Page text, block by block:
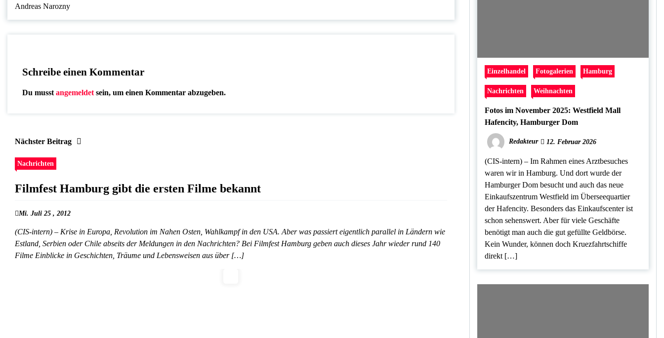
Andreas Narozny
Schreibe einen Kommentar
Du musst angemeldet sein, um einen Kommentar abzugeben.
Nächster Beitrag
Nachrichten
Filmfest Hamburg gibt die ersten Filme bekannt
Mi. Juli 25 , 2012
(CIS-intern) – Krise in Europa, Revolution im Nahen Osten, Wahlkampf in den USA. Aber was passiert eigentlich parallel in Ländern wie
Estland, Serbien oder Chile abseits der Meldungen in den Nachrichten? Bei Filmfest Hamburg geben auch dieses Jahr wieder rund 140
Filme Einblicke in Geschichten, Träume und Lebensweisen aus über […]
Einzelhandel Fotogalerien Hamburg
Nachrichten Weihnachten
Fotos im November 2025: Westfield Mall
Hafencity, Hamburger Dom
Redakteur 12. Februar 2026
(CIS-intern) – Im Rahmen eines Arztbesuches
waren wir in Hamburg. Und dort wurde der
Hamburger Dom besucht und auch das neue
Einkaufszentrum Westfield im Überseequartier
der Hafencity. Besonders das Einkaufscenter ist
schon sehenswert. Aber für viele Geschäfte
benötigt man auch die gut gefüllte Geldbörse.
Kein Wunder, können doch Kruezfahrtschiffe
direkt […]